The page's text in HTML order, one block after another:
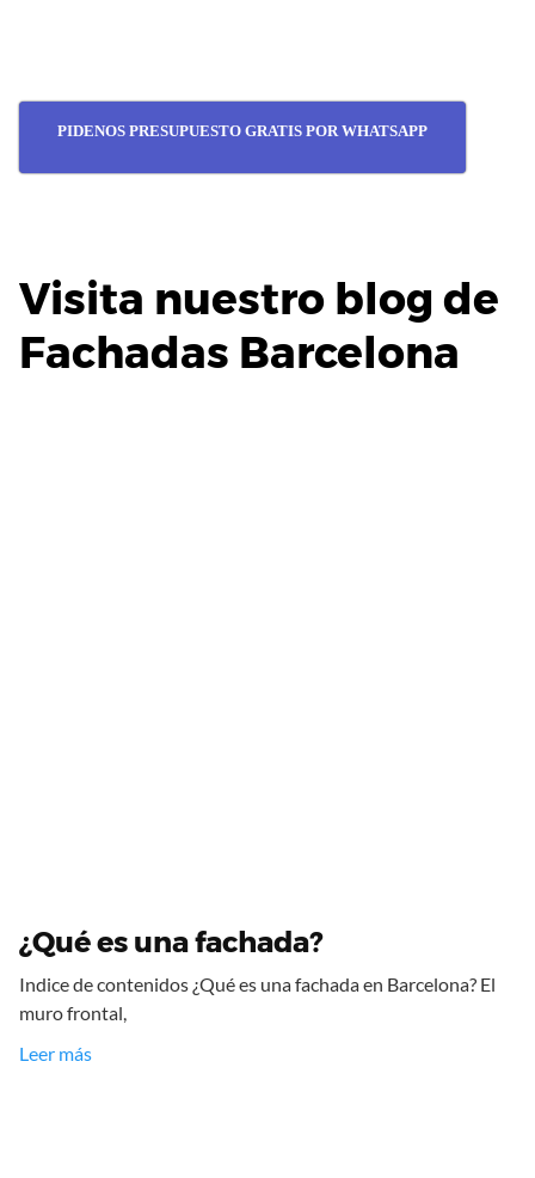
PIDENOS PRESUPUESTO GRATIS POR WHATSAPP
Visita nuestro blog de
Fachadas Barcelona
¿Qué es una fachada?
Indice de contenidos ¿Qué es una fachada en Barcelona? El
muro frontal,
Leer más